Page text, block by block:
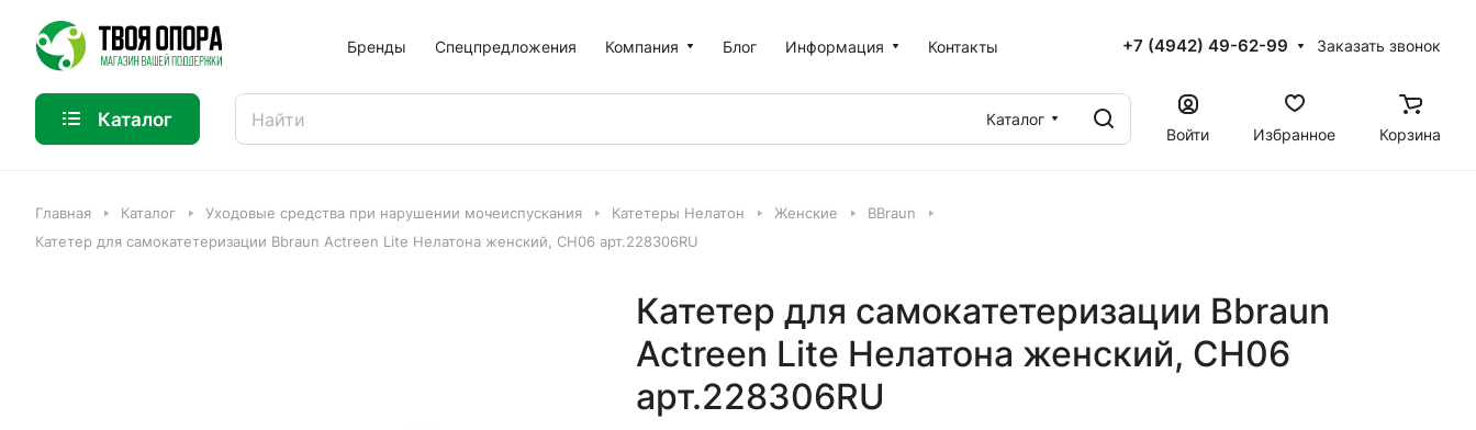
Бренды Спецпредложения Компания Блог Информация Контакты +7 (4942) 49-62-99 Заказать звонок
Каталог
Каталог
Войти
Избранное Корзина
Главная Каталог Уходовые средства при нарушении мочеиспускания Катетеры Нелатон Жeнские
BВrаun
Катетер для самокатетеризации Bbraun Actreen Lite Нелатона женский, СН06 арт.228306RU
Катетер для самокатетеризации Bbraun
Actreen Lite Нелатона женский, СН06
арт.228306RU